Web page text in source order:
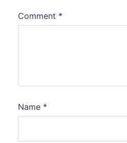
Comment *
Name *